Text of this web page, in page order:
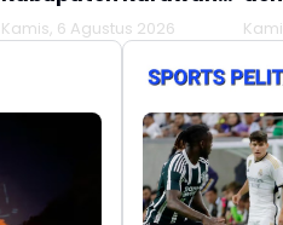
Kekeringan Makin
Meluas
Kamis, 6 Agustus 2026